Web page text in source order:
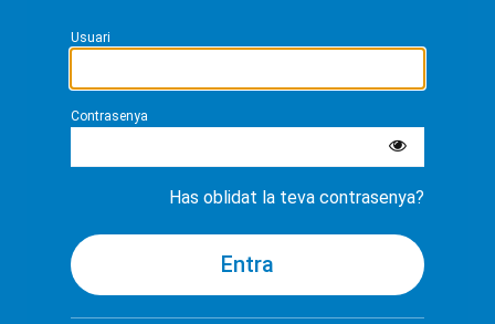
Usuari
Contrasenya
Has oblidat la teva contrasenya?